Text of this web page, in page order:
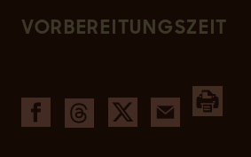
VORBEREITUNGSZEIT